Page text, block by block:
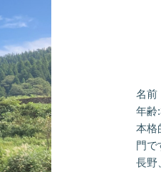
名前
年齢
本格
門で
長野